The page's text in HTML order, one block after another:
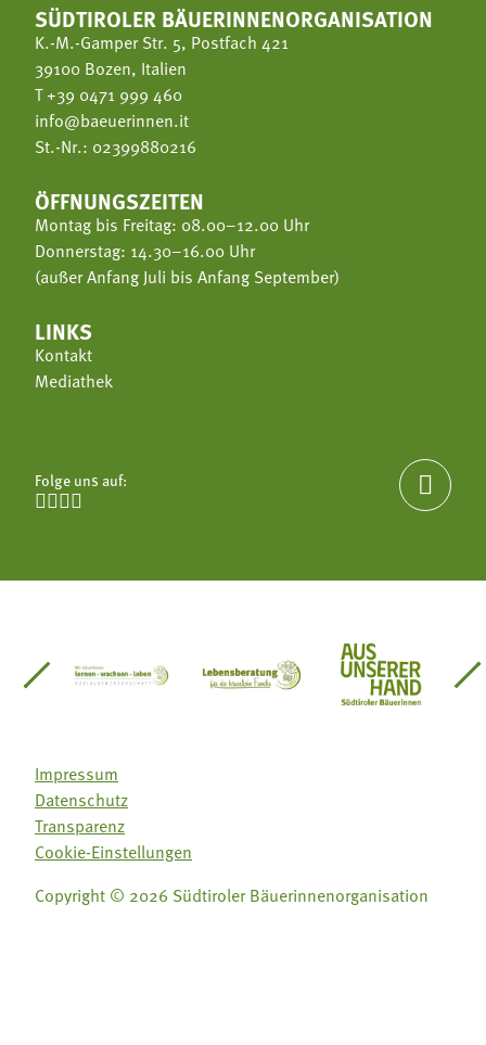
SÜDTIROLER BÄUERINNENORGANISATION
K.-M.-Gamper Str. 5, Postfach 421
39100 Bozen, Italien
T+39 0471 999 460
info@baeuerinnen.it
St.-Nr.: 02399880216
ÖFFNUNGSZEITEN
Montag bis Freitag: 08.00–12.00 Uhr
Donnerstag: 14.30–16.00 Uhr
(außer Anfang Juli bis Anfang September)
LINKS
Kontakt
Mediathek
Folge uns auf:


Südtirol
Gärtnervereinigung
Sozialgenossenschaft Mit Bäuerinnen lernen -
Lebensberatung für dieAus unserer
Impressum
Datenschutz
Transparenz
Cookie-Einstellungen
Copyright © 2026 Südtiroler Bäuerinnenorganisation